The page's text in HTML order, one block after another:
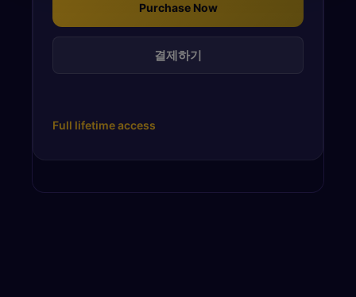
Purchase Now
결제하기
Full lifetime access